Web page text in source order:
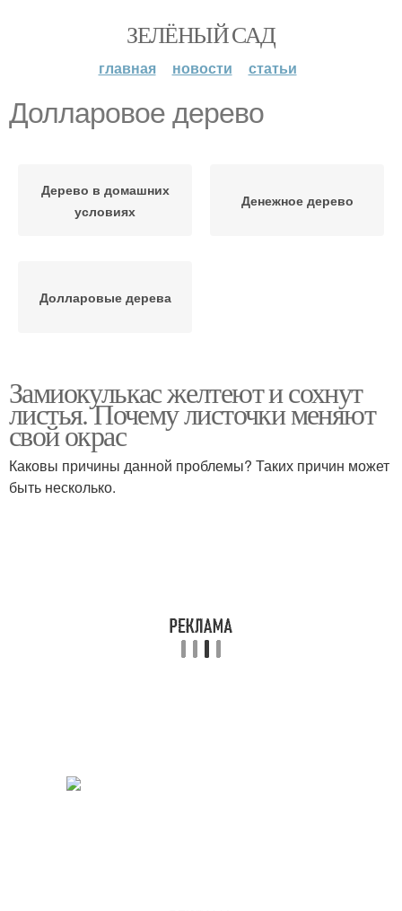
ЗЕЛЁНЫЙ САД
главная новости статьи
Долларовое дерево
Дерево в домашних
условиях
Денежное дерево
Долларовые дерева
Замиокулькас желтеют и сохнут
листья. Почему листочки меняют
свой окрас
Каковы причины данной проблемы? Таких причин может
быть несколько.